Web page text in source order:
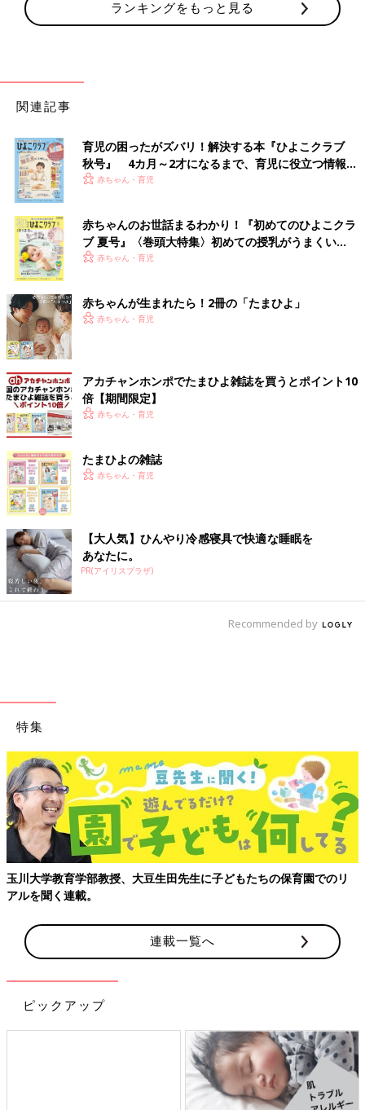
ランキングをもっと見る
関連記事
育児の困ったがズバリ！解決する本『ひよこクラブ
秋号』 4カ月～2才になるまで、育児に役立つ情報が
いっぱい！
赤ちゃん・育児
赤ちゃんのお世話まるわかり！『初めてのひよこクラ
ブ 夏号』〈巻頭大特集〉初めての授乳がうまくい
く！ おっぱい・ミルクの基本と夏のトラブル 解決テ
赤ちゃん・育児
赤ちゃんが生まれたら！2冊の「たまひよ」
赤ちゃん・育児
アカチャンホンポでたまひよ雑誌を買うとポイント10
倍【期間限定】
赤ちゃん・育児
たまひよの雑誌
赤ちゃん・育児
【大人気】ひんやり冷感寝具で快適な睡眠を
あなたに。
PR(アイリスプラザ)
Recommended by
特集
玉川大学教育学部教授、大豆生田先生に子どもたちの保育園でのリ
アルを聞く連載。
連載一覧へ
ピックアップ